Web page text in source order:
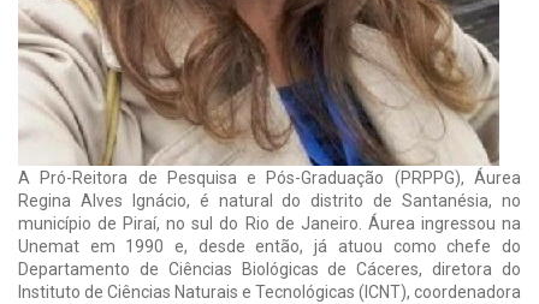
A Pró-Reitora de Pesquisa e Pós-Graduação (PRPPG), Áurea
Regina Alves Ignácio, é natural do distrito de Santanésia, no
município de Piraí, no sul do Rio de Janeiro. Áurea ingressou na
Unemat em 1990 e, desde então, já atuou como chefe do
Departamento de Ciências Biológicas de Cáceres, diretora do
Instituto de Ciências Naturais e Tecnológicas (ICNT), coordenadora